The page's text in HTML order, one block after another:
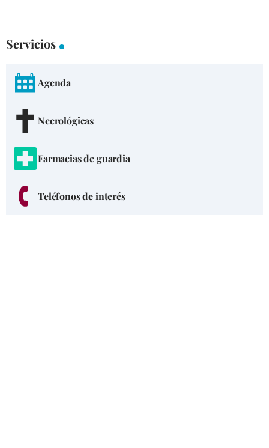
Servicios
Agenda
Necrológicas
Farmacias de guardia
Teléfonos de interés